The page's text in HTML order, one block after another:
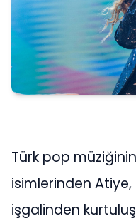
Türk pop
isimlerinden
işgalinden